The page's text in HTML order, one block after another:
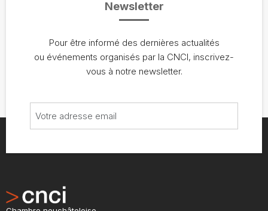
Newsletter
Pour être informé des dernières actualités
ou événements organisés par la CNCI, inscrivez-
vous à notre newsletter.